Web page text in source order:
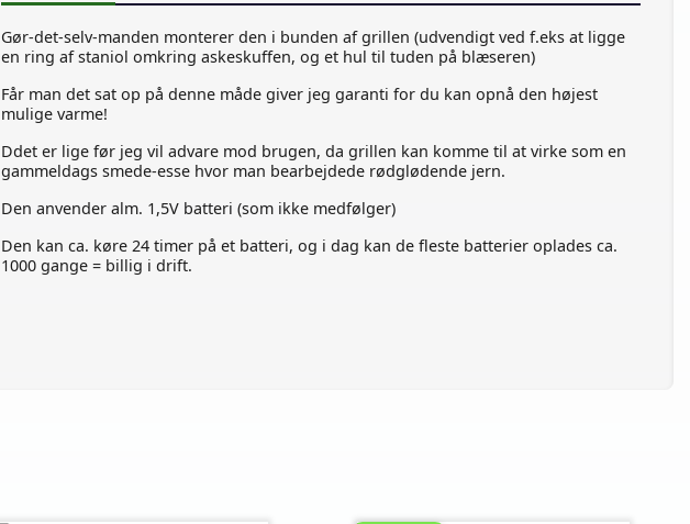
Gør-det-selv-manden monterer den i bunden af grillen (udvendigt ved f.eks at ligge
en ring af staniol omkring askeskuffen, og et hul til tuden på blæseren)
Får man det sat op på denne måde giver jeg garanti for du kan opnå den højest
mulige varme!
Ddet er lige før jeg vil advare mod brugen, da grillen kan komme til at virke som en
gammeldags smede-esse hvor man bearbejdede rødglødende jern.
Den anvender alm. 1,5V batteri (som ikke medfølger)
Den kan ca. køre 24 timer på et batteri, og i dag kan de fleste batterier oplades ca.
1000 gange = billig i drift.